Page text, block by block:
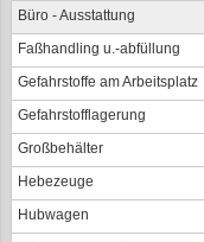
Büro - Ausstattung
Faßhandling u.-abfüllung
Gefahrstoffe am Arbeitsplatz
Gefahrstofflagerung
Großbehälter
Hebezeuge
Hubwagen